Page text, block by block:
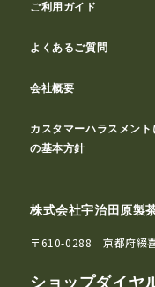
ご利用ガイド
よくあるご質問
会社概要
カスタマーハラスメント
の基本方針
株式会社宇治田原製
〒610-0288 京都府綴
ショップダイヤ